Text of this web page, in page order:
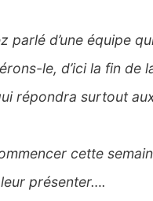
parlé d’une équipe
le, d’ici la fin de
répondra surtout
cette
présenter….